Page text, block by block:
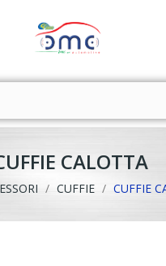
CALOTTA
CUFFIE CUFFIE